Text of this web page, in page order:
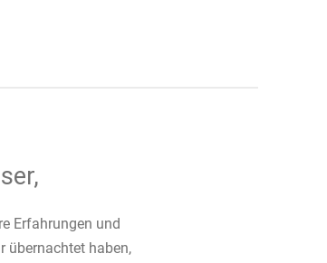
Erfahrungen und
übernachtet haben,